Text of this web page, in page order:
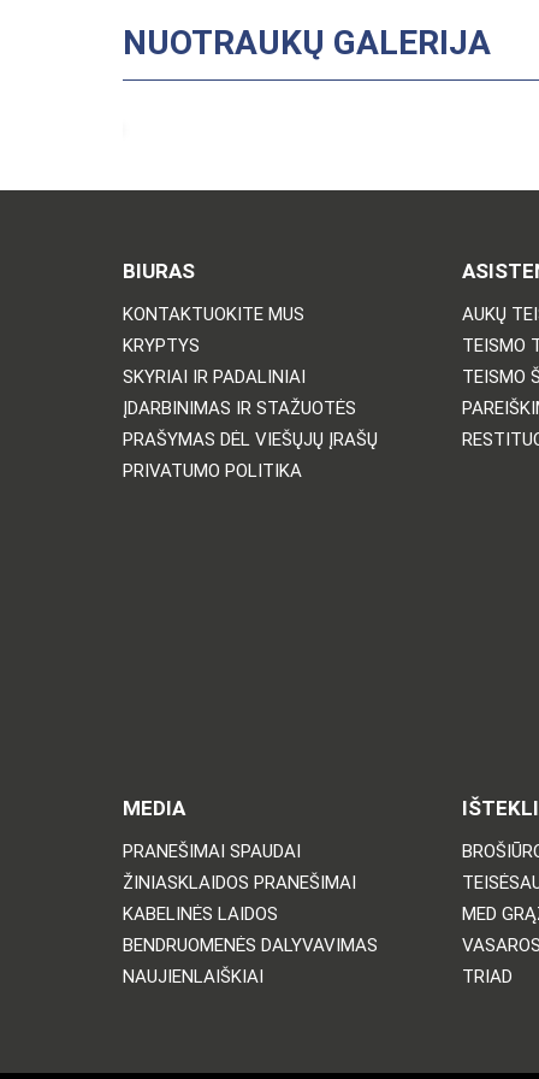
NUOTRAUKŲ GALERIJA
BIURAS
KONTAKTUOKITE MUS
KRYPTYS
SKYRIAI IR PADALINIAI
ĮDARBINIMAS IR STAŽUOTĖS
PRAŠYMAS DĖL VIEŠŲJŲ ĮRAŠŲ
PRIVATUMO POLITIKA
AUKŲ
TEISMO
TEISMO
MEDIA
PRANEŠIMAI SPAUDAI
ŽINIASKLAIDOS PRANEŠIMAI
KABELINĖS LAIDOS
BENDRUOMENĖS DALYVAVIMAS
NAUJIENLAIŠKIAI
MED
TRIAD